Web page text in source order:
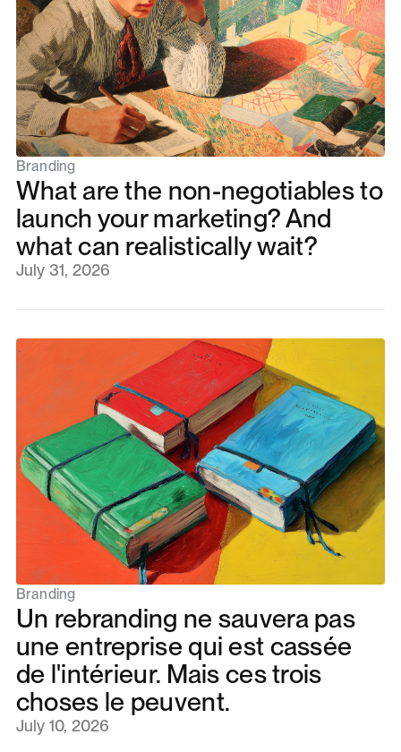
Branding
What are the non-negotiables to
launch your marketing? And
what can realistically wait?
July 31, 2026
Branding
Un rebranding ne sauvera pas
une entreprise qui est cassée
de l'intérieur. Mais ces trois
choses le peuvent.
July 10, 2026